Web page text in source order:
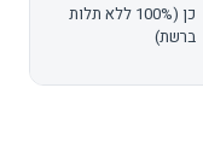
כן (100% ללא תלות
ברשת)